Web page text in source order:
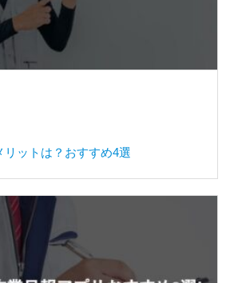
リットは？おすすめ4選